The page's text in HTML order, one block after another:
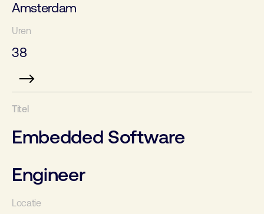
Amsterdam
38
Embedded Software
Engineer